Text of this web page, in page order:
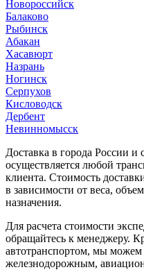
Новороссийск
Балаково
Рыбинск
Абакан
Хасавюрт
Назрань
Ногинск
Серпухов
Кисловодск
Дербент
Невинномысск
Доставка в города России и
осуществляется любой
клиента. Стоимость
в зависимости от веса,
назначения.
Для расчета стоимости
обращайтесь к менеджеру.
автотранспортом, мы можем
железнодорожным,